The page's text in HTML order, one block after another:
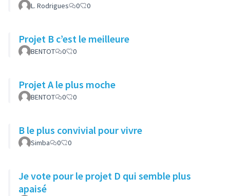
L. Rodrigues 0 0
Projet B c’est le meilleure
BENTOT 0 0
Projet A le plus moche
BENTOT 0 0
B le plus convivial pour vivre
Simba 0 0
Je vote pour le projet D qui semble plus
apaisé